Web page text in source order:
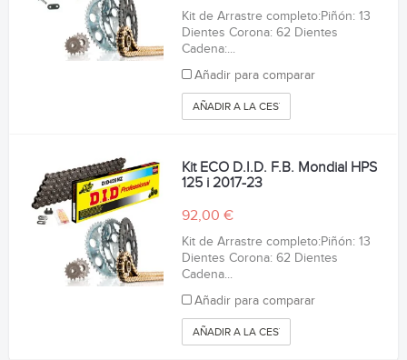
Kit de Arrastre completo:Piñón: 13
Dientes Corona: 62 Dientes
Cadena:...
Añadir para comparar
AÑADIR A LA CESTA
Kit ECO D.I.D. F.B. Mondial HPS
125 i 2017-23
92,00 €
Kit de Arrastre completo:Piñón: 13
Dientes Corona: 62 Dientes
Cadena...
Añadir para comparar
AÑADIR A LA CESTA